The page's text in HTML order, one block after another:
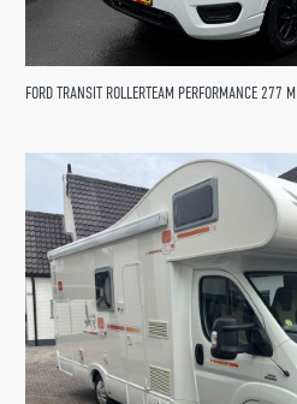
FORD TRANSIT ROLLERTEAM PERFORMANCE 277 M